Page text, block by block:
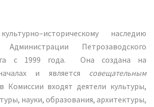
наследию
Петрозаводского
с 1999 года. Она создана на
и является совещательным
Комиссии входят деятели культуры,
науки, образования, архитектуры,